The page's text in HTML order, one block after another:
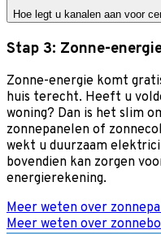
Hoe legt u kanalen aan voor
Stap 3: Zonne-
Zonne-energie komt
huis terecht. Heeft u
woning? Dan is het slim
zonnepanelen of
wekt u duurzaam
bovendien kan zorgen
energierekening.
Meer weten over
Meer weten over